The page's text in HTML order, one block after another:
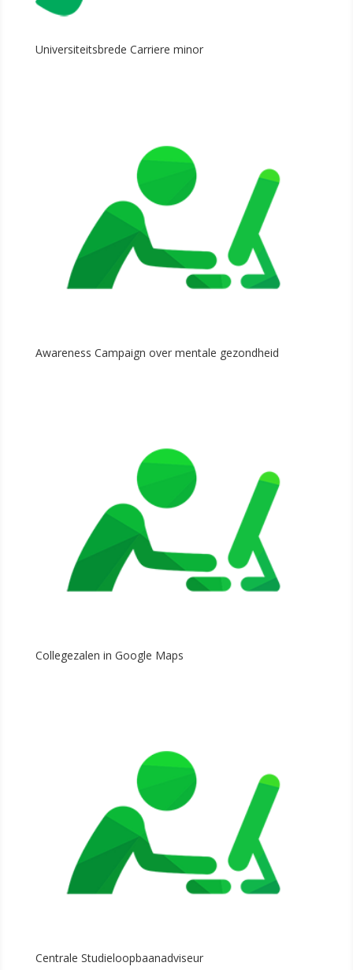
Universiteitsbrede Carriere minor
Awareness Campaign over mentale gezondheid
Collegezalen in Google Maps
Centrale Studieloopbaanadviseur